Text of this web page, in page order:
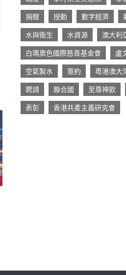
捐贈
授勳 數字經濟
水與衛生
水資源 澳大利
白瑪奧色國際慈善基金會
盧
空氣製水
簽約 粵港澳大
聘請
聯合國 至尊神飲
表彰
香港共產主義研究會